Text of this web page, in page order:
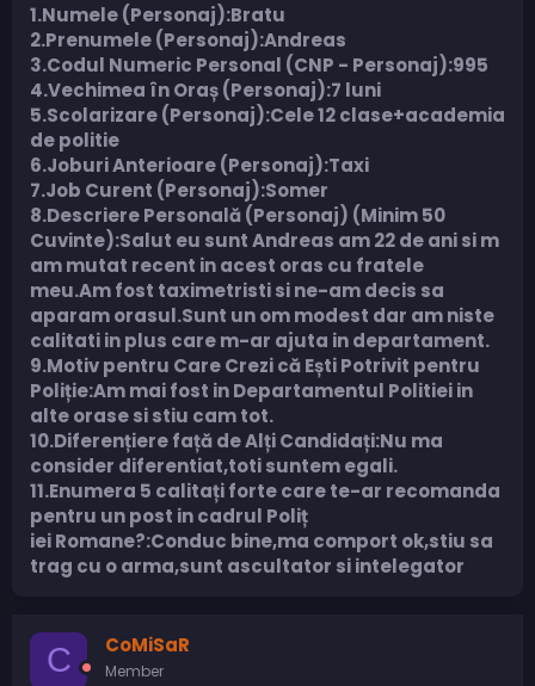
1.Numele (Personaj):Bratu
2.Prenumele (Personaj):Andreas
3.Codul Numeric Personal (CNP - Personaj):995
4.Vechimea în Oraș (Personaj):7 luni
5.Scolarizare (Personaj):Cele 12 clase+academia
de politie
6.Joburi Anterioare (Personaj):Taxi
7.Job Curent (Personaj):Somer
8.Descriere Personală (Personaj) (Minim 50
Cuvinte):Salut eu sunt Andreas am 22 de ani si m
am mutat recent in acest oras cu fratele
meu.Am fost taximetristi si ne-am decis sa
aparam orasul.Sunt un om modest dar am niste
calitati in plus care m-ar ajuta in departament.
9.Motiv pentru Care Crezi că Ești Potrivit pentru
Poliție:Am mai fost in Departamentul Politiei in
alte orase si stiu cam tot.
10.Diferențiere față de Alți Candidați:Nu ma
consider diferentiat,toti suntem egali.
11.Enumera 5 calitați forte care te-ar recomanda
pentru un post in cadrul Poliț
iei Romane?:Conduc bine,ma comport ok,stiu sa
trag cu o arma,sunt ascultator si intelegator
C CoMiSaR
Member